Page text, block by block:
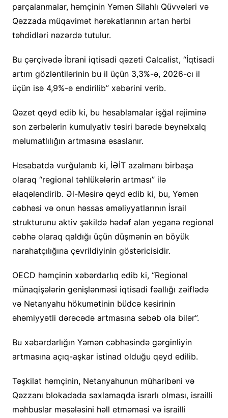
parçalanmalar, həmçinin Yəmən Silahlı Qüvvələri və
Qəzzada müqavimət hərəkatlarının artan hərbi
təhdidləri nəzərdə tutulur.
Bu çərçivədə İbrani iqtisadi qəzeti Calcalist, “İqtisadi
artım gözləntilərinin bu il üçün 3,3%-ə, 2026-cı il
üçün isə 4,9%-ə endirilib” xəbərini verib.
Qəzet qeyd edib ki, bu hesablamalar işğal rejiminə
son zərbələrin kumulyativ təsiri barədə beynəlxalq
məlumatlılığın artmasına əsaslanır.
Hesabatda vurğulanıb ki, İƏİT azalmanı birbaşa
olaraq “regional təhlükələrin artması” ilə
əlaqələndirib. Əl-Məsirə qeyd edib ki, bu, Yəmən
cəbhəsi və onun həssas əməliyyatlarının İsrail
strukturunu aktiv şəkildə hədəf alan yeganə regional
cəbhə olaraq qaldığı üçün düşmənin ən böyük
narahatçılığına çevrildiyinin göstəricisidir.
OECD həmçinin xəbərdarlıq edib ki, “Regional
münaqişələrin genişlənməsi iqtisadi fəallığı zəiflədə
və Netanyahu hökumətinin büdcə kəsirinin
əhəmiyyətli dərəcədə artmasına səbəb ola bilər”.
Bu xəbərdarlığın Yəmən cəbhəsində gərginliyin
artmasına açıq-aşkar istinad olduğu qeyd edilib.
Təşkilat həmçinin, Netanyahunun müharibəni və
Qəzzanı blokadada saxlamaqda israrlı olması, israilli
məhbuslar məsələsini həll etməməsi və israilli